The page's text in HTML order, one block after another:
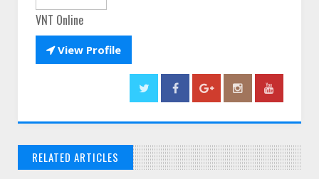
VNT Online
View Profile
RELATED ARTICLES